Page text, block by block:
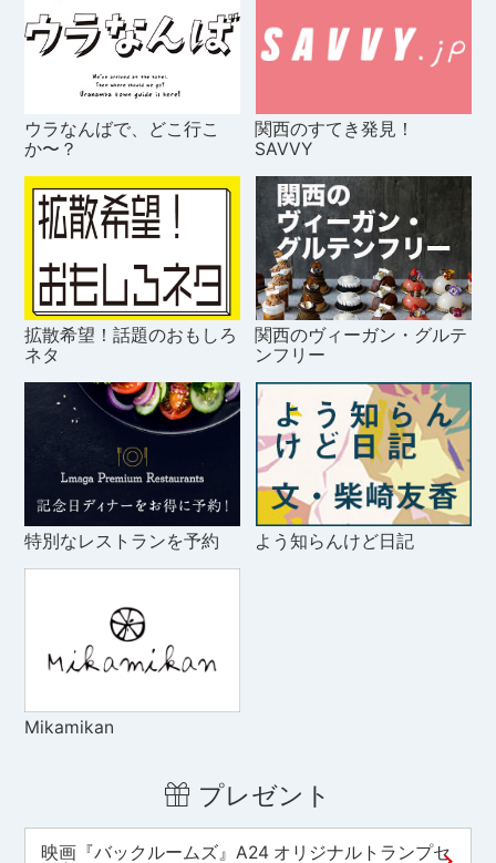
ウラなんばで、どこ行こ
か〜？
関西のすてき発見！
SAVVY
拡散希望！話題のおもしろ
ネタ
関西のヴィーガン・グルテ
ンフリー
特別なレストランを予約 よう知らんけど日記
Mikamikan
プレゼント
映画『バックルームズ』A24 オリジナルトランプセ